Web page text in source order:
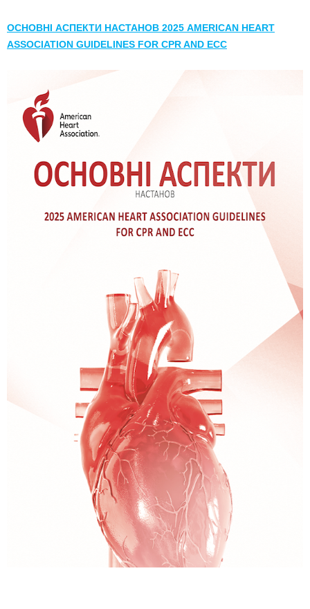
ОСНОВНІ АСПЕКТИ НАСТАНОВ 2025 AMERICAN HEART
ASSOCIATION GUIDELINES FOR CPR AND ECC